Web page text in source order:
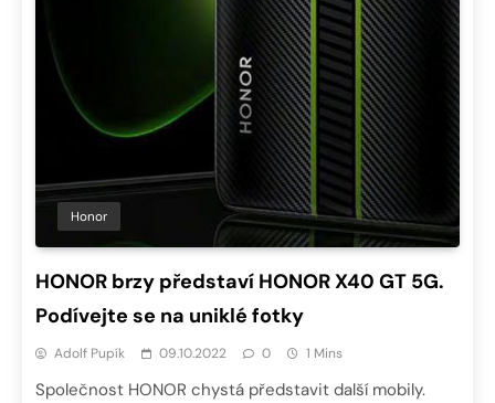
Honor
HONOR brzy představí HONOR X40 GT 5G.
Podívejte se na uniklé fotky
Adolf Pupík 09.10.2022 0 1 Mins
Společnost HONOR chystá představit další mobily.